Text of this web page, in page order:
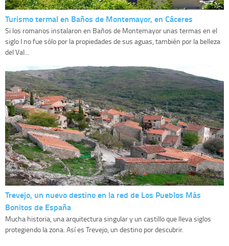
Turismo termal en Baños de Montemayor, en Cáceres
Si los romanos instalaron en Baños de Montemayor unas termas en el
siglo I no fue sólo por la propiedades de sus aguas, también por la belleza
del Val...
Trevejo, un nuevo destino en la red de Los Pueblos Más
Bonitos de España
Mucha historia, una arquitectura singular y un castillo que lleva siglos
protegiendo la zona. Así es Trevejo, un destino por descubrir.